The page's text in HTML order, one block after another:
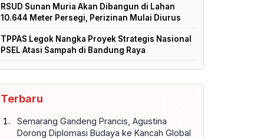
RSUD Sunan Muria Akan Dibangun di Lahan
10.644 Meter Persegi, Perizinan Mulai Diurus
TPPAS Legok Nangka Proyek Strategis Nasional
PSEL Atasi Sampah di Bandung Raya
Terbaru
Semarang Gandeng Prancis, Agustina
Dorong Diplomasi Budaya ke Kancah Global